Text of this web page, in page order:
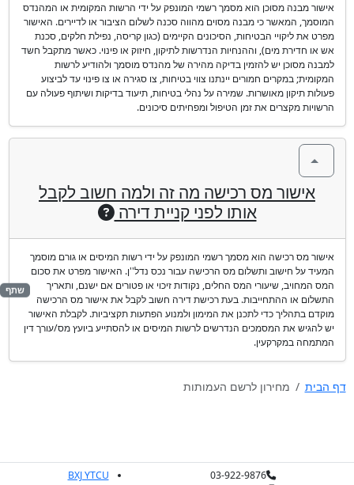
אישור מבנה מסוכן הוא מסמך רשמי המונפק על ידי הרשות המקומית או המהנדס
המוסמך, המאשר כי מבנה מסוים מהווה סכנה לשלום הציבור או לדיירים. האישור
מפרט את ליקויי הבטיחות, הסיכונים הקיימים (כגון קריסה, נפילת חלקים, סכנת
אש או חדירת מים), וההנחיות הנדרשות לתיקון, חיזוק או פינוי. כאשר מתקבל חשד
למבנה מסוכן יש להזמין בדיקה מהירה של מהנדס מוסמך ולהודיע לרשות
המקומית; במקרים חמורים יינתנו צווי בטיחות, צו סגירה או צו פינוי עד לביצוע
פעולות תיקון מאושרות. שמירה על נהלי בטיחות, תיעוד בדיקות ושיתוף פעולה עם
הרשויות מקצרים את זמן הטיפול ומפחיתים סיכונים.
אישור מס רכישה מה זה ולמה חשוב לקבל
אותו לפני קניית דירה
אישור מס רכישה הוא מסמך רשמי המונפק על ידי רשות המיסים או גורם מוסמך
המעיד על חישוב ותשלום מס הרכישה עבור נכס נדל''ן. האישור מפרט את סכום
המס המחויב, שיעורי המס החלים, נקודות זיכוי או פטורים אם ישנם, ותאריך
התשלום או ההתחייבות. בעת רכישת דירה חשוב לקבל את אישור מס הרכישה
מוקדם בתהליך כדי לתכנן את המימון ולמנוע הפתעות תקציביות. לקבלת האישור
יש להגיש את המסמכים הנדרשים לרשות המיסים או להסתייע ביועץ מס/עורך דין
המתמחה במקרקעין.
דף הבית מחירון לרשם העמותות
03-922-9876
BXJ YTCU
שתף